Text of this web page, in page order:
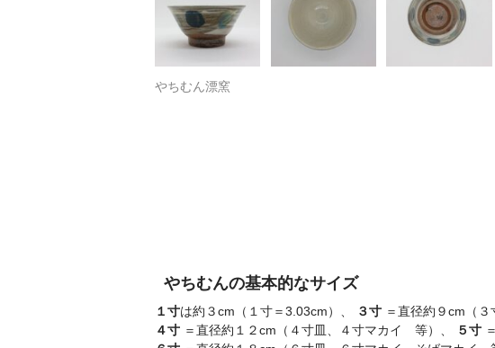
やちむん漂窯
やちむんの基本的なサイズ
１寸は約３cm（１寸＝3.03cm）、 ３寸 ＝直径約９cm（
４寸 ＝直径約１２cm（４寸皿、４寸マカイ 等）、 ５寸